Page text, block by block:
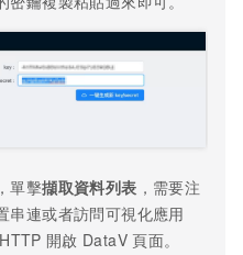
單擊擷取資料列表 ，需要注
串連或者訪問可視化應用
HTTP 開啟 DataV 頁面。